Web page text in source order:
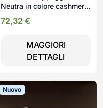
Neutra in colore cashmere
cannettato
72,32 €
MAGGIORI
DETTAGLI
Nuovo